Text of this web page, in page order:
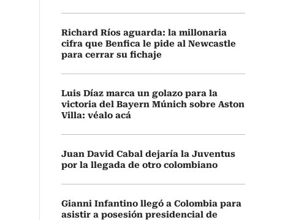
Richard Ríos aguarda: la millonaria
cifra que Benfica le pide al Newcastle
para cerrar su fichaje
Luis Díaz marca un golazo para la
victoria del Bayern Múnich sobre Aston
Villa: véalo acá
Juan David Cabal dejaría la Juventus
por la llegada de otro colombiano
Gianni Infantino llegó a Colombia para
asistir a posesión presidencial de